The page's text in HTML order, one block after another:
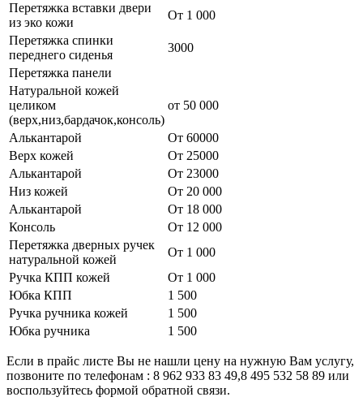
Перетяжка вставки двери
из эко кожи
От 1 000
Перетяжка спинки
переднего сиденья
3000
Перетяжка панели
Натуральной кожей
целиком
(верх,низ,бардачок,консоль)
от 50 000
Алькантарой
От 60000
Верх кожей
От 25000
Алькантарой
От 23000
Низ кожей
От 20 000
Алькантарой
От 18 000
Консоль
От 12 000
Перетяжка дверных ручек
натуральной кожей
От 1 000
Ручка КПП кожей
От 1 000
Юбка КПП
1 500
Ручка ручника кожей
1 500
Юбка ручника
1 500
Если в прайс листе Вы не нашли цену на нужную Вам услугу,
позвоните по телефонам : 8 962 933 83 49,8 495 532 58 89 или
воспользуйтесь формой обратной связи.